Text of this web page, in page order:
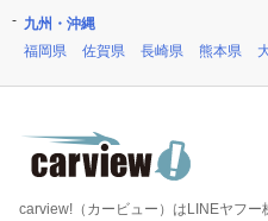
九州・沖縄
福岡県
佐賀県 長崎県 熊本県
carview!（カービュー）はLINEヤフ